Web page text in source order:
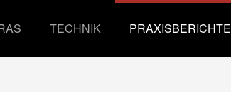
TECHNIK PRAXISBERICHTE